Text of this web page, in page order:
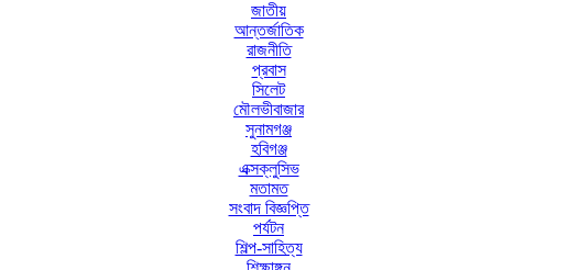
জাতীয়
আন্তর্জাতিক
রাজনীতি
প্রবাস
সিলেট
মৌলভীবাজার
সুনামগঞ্জ
হবিগঞ্জ
এক্সক্লুসিভ
মতামত
সংবাদ বিজ্ঞপ্তি
পর্যটন
শিল্প-সাহিত্য